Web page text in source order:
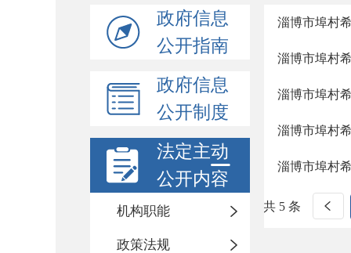
政府信息
公开指南
政府信息
公开制度
法定主动
公开内容
机构职能
政策法规
淄博市埠村
淄博市埠村
淄博市埠村
淄博市埠村
淄博市埠村
共 5 条